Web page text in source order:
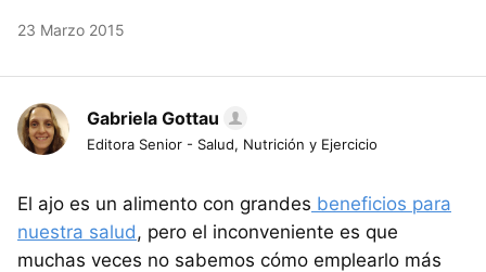
23 Marzo 2015
Gabriela Gottau
Editora Senior - Salud, Nutrición y Ejercicio
El ajo es un alimento con grandes beneficios para
nuestra salud, pero el inconveniente es que
muchas veces no sabemos cómo emplearlo más